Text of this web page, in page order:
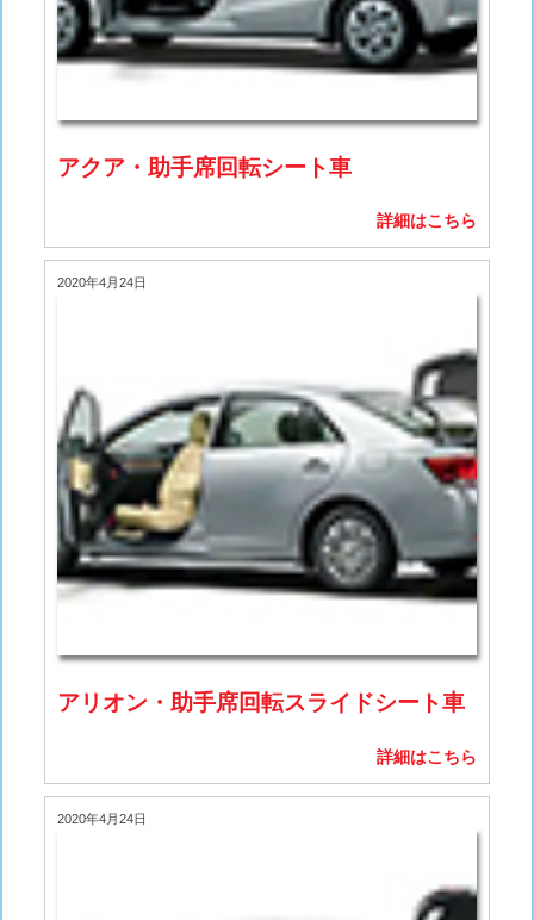
アクア・助手席回転シート車
詳細はこちら
2020年4月24日
アリオン・助手席回転スライドシート車
詳細はこちら
2020年4月24日